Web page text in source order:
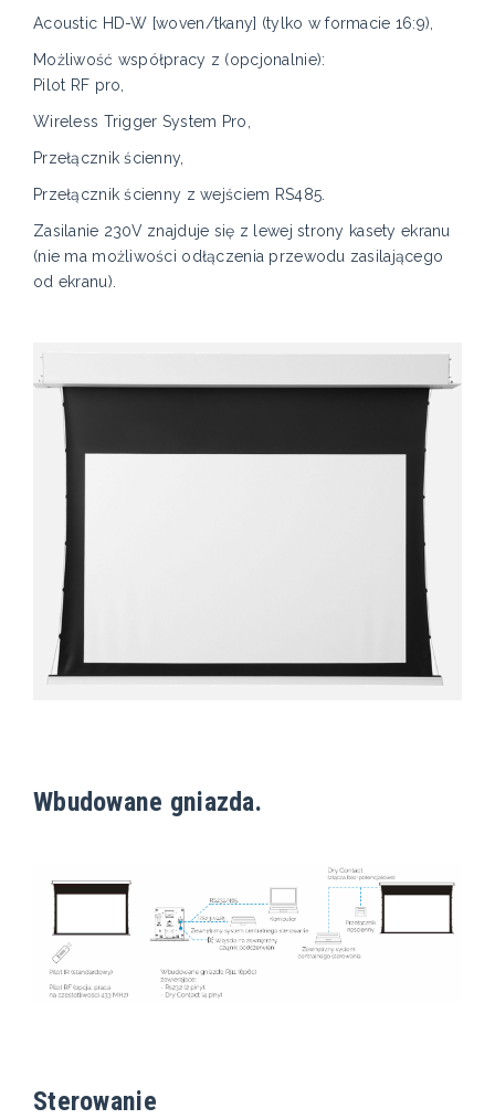
Acoustic HD-W [woven/tkany] (tylko w formacie 16:9),
Możliwość współpracy z (opcjonalnie):
Pilot RF pro,
Wireless Trigger System Pro,
Przełącznik ścienny,
Przełącznik ścienny z wejściem RS485.
Zasilanie 230V znajduje się z lewej strony kasety ekranu
(nie ma możliwości odłączenia przewodu zasilającego
od ekranu).
Wbudowane gniazda.
Sterowanie